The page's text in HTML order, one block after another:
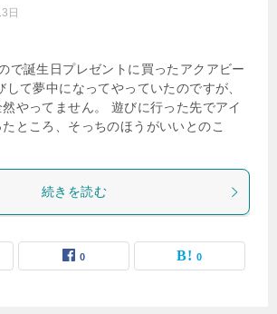
日
で誕生日プレゼントに買ったアクアビー
して夢中になってやっていたのですが、
やってません。 遊びに行った先でアイ
ところ、そっちのほうがいいとのこ
続きを読む
0 0